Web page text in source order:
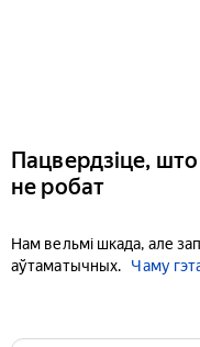
Пацвердзіце,
не робат
Нам вельмі шкада, але
аўтаматычных.
Чаму